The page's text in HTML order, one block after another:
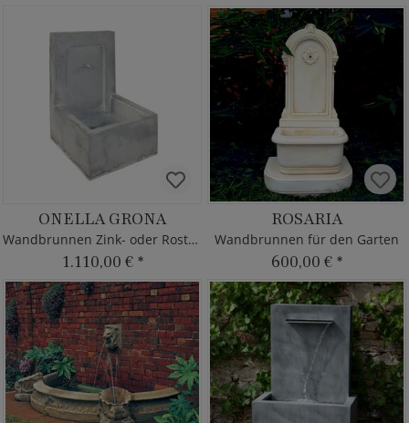
ONELLA GRONA
Wandbrunnen Zink- oder Rostoptik
1.110,00 € *
ROSARIA
Wandbrunnen für den Garten
600,00 € *